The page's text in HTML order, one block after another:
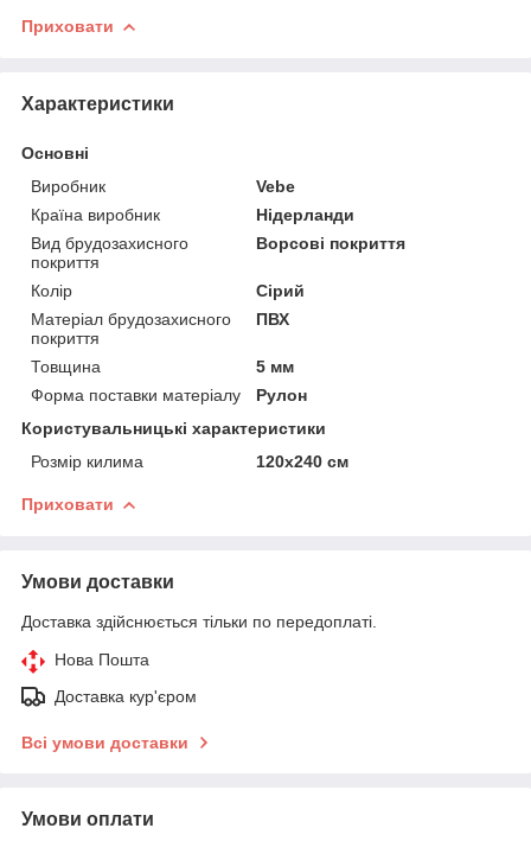
Приховати
Характеристики
Основні
Виробник
Vebe
Країна виробник
Нідерланди
Вид брудозахисного
покриття
Ворсові покриття
Колір
Сірий
Матеріал брудозахисного
покриття
ПВХ
Товщина
5 мм
Форма поставки матеріалу
Рулон
Користувальницькі характеристики
Розмір килима
120х240 см
Приховати
Умови доставки
Доставка здійснюється тільки по передоплаті.
Нова Пошта
Доставка кур'єром
Всі умови доставки
Умови оплати